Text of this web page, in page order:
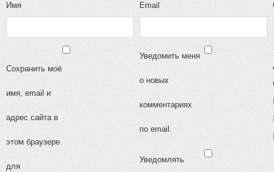
Имя Email
Сохранить моё
имя, email и
адрес сайта в
этом браузере
для
Уведомить меня
о новых
комментариях
по email.
Уведомлять